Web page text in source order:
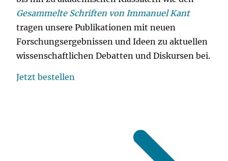
Gesammelte Schriften von Immanuel Kant
tragen unsere Publikationen mit neuen
Forschungsergebnissen und Ideen zu aktuellen
wissenschaftlichen Debatten und Diskursen bei.
Jetzt bestellen